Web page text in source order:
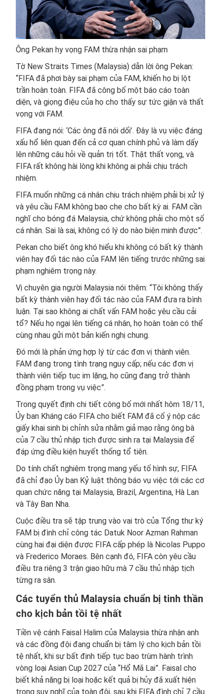
Ông Pekan hy vọng FAM thừa nhận sai phạm
Tờ New Straits Times (Malaysia) dẫn lời ông Pekan:
“FIFA đã phơi bày sai phạm của FAM, khiến họ bị lột
trần hoàn toàn. FIFA đã công bố một báo cáo toàn
diện, và giọng điệu của họ cho thấy sự tức giận và thất
vọng với FAM.
FIFA đang nói: ‘Các ông đã nói dối’. Đây là vụ việc đáng
xấu hổ liên quan đến cả cơ quan chính phủ và làm dấy
lên những câu hỏi về quản trị tốt. Thật thất vọng, và
FIFA rất không hài lòng khi không ai phải chịu trách
nhiệm.
FIFA muốn những cá nhân chịu trách nhiệm phải bị xử lý
và yêu cầu FAM không bao che cho bất kỳ ai. FAM cần
nghĩ cho bóng đá Malaysia, chứ không phải cho một số
cá nhân. Sai là sai, không có lý do nào biện minh được”.
Pekan cho biết ông khó hiểu khi không có bất kỳ thành
viên hay đối tác nào của FAM lên tiếng trước những sai
phạm nghiêm trọng này.
Vị chuyên gia người Malaysia nói thêm: “Tôi không thấy
bất kỳ thành viên hay đối tác nào của FAM đưa ra bình
luận. Tại sao không ai chất vấn FAM hoặc yêu cầu cải
tổ? Nếu họ ngại lên tiếng cá nhân, họ hoàn toàn có thể
cùng nhau gửi một bản kiến nghị chung.
Đó mới là phản ứng hợp lý từ các đơn vị thành viên.
FAM đang trong tình trạng nguy cấp; nếu các đơn vị
thành viên tiếp tục im lặng, họ cũng đang trở thành
đồng phạm trong vụ việc”.
Trong quyết định chi tiết công bố mới nhất hôm 18/11,
Ủy ban Kháng cáo FIFA cho biết FAM đã cố ý nộp các
giấy khai sinh bị chỉnh sửa nhằm giả mạo rằng ông bà
của 7 cầu thủ nhập tịch được sinh ra tại Malaysia để
đáp ứng điều kiện huyết thống tổ tiên.
Do tính chất nghiêm trọng mang yếu tố hình sự, FIFA
đã chỉ đạo Ủy ban Kỷ luật thông báo vụ việc tới các cơ
quan chức năng tại Malaysia, Brazil, Argentina, Hà Lan
và Tây Ban Nha.
Cuộc điều tra sẽ tập trung vào vai trò của Tổng thư ký
FAM bị đình chỉ công tác Datuk Noor Azman Rahman
cùng hai đại diện được FIFA cấp phép là Nicolas Puppo
và Frederico Moraes. Bên cạnh đó, FIFA còn yêu cầu
điều tra riêng 3 trận giao hữu mà 7 cầu thủ nhập tịch
từng ra sân.
Các tuyển thủ Malaysia chuẩn bị tinh thần
cho kịch bản tồi tệ nhất
Tiền vệ cánh Faisal Halim của Malaysia thừa nhận anh
và các đồng đội đang chuẩn bị tâm lý cho kịch bản tồi
tệ nhất, khi sự bất định tiếp tục bao trùm hành trình
vòng loại Asian Cup 2027 của “Hổ Mã Lai”. Faisal cho
biết khả năng bị loại hoặc kết quả bị hủy đã xuất hiện
trong suy nghĩ của toàn đội, sau khi FIFA đình chỉ 7 cầu